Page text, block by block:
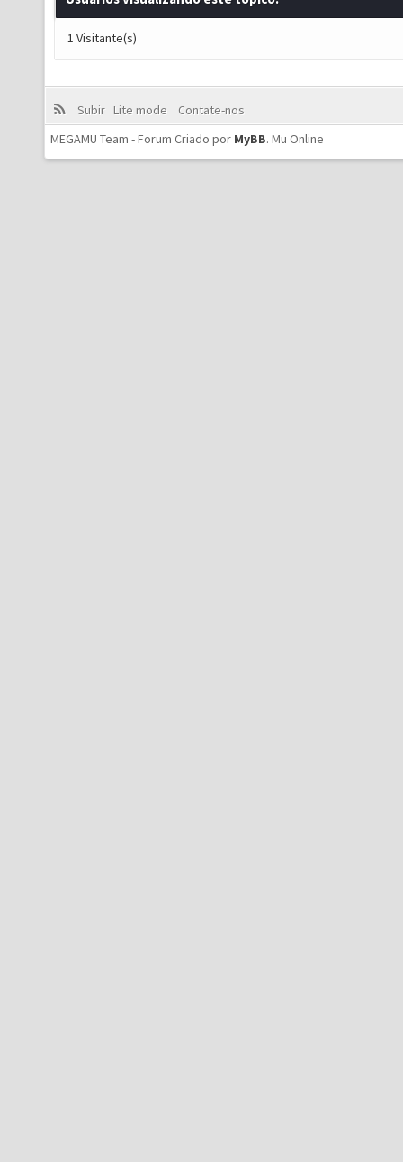
1 Visitante(s)
Subir Lite mode
Contate-nos
MEGAMU Team - Forum Criado por MyBB. Mu Online